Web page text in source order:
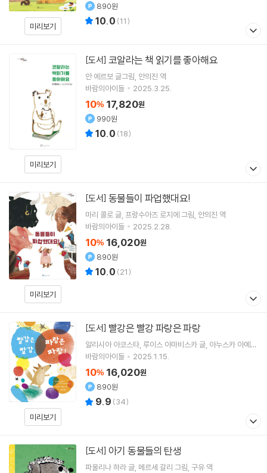
미리보기
890원
10.0 (11)
미리보기
[도서] 코알라는 책 읽기를 좋아해요
안 에르보 글그림 안의진 역
바람의아이들
2025.3.25.
10% 17,820원
990원
10.0 (18)
미리보기
[도서] 동물들이 파업했대요!
마리 콜로 글 프랑수아즈 로지에그림 안의진 역
바람의아이들
2025.2.28.
10% 16,020원
890원
10.0 (21)
미리보기
[도서] 빨강은 빨강 파랑은 파랑
알리시아 아코스타 루이스 아마비스카글 아누스카 아예푸
스그림 안의진 역
바람의아이들 2025.1.15.
10% 16,020원
890원
9.9 (34)
[도서] 아기 동물들의 탄생
파울리나 하라글 메르세 갈리 그림 구유 역